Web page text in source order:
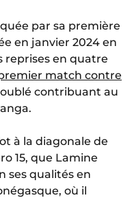
par sa première
en janvier 2024 en
reprises en quatre
match contre
contribuant au
à la diagonale de
15, que Lamine
ses qualités en
où il